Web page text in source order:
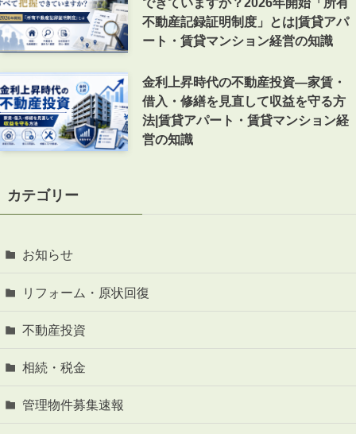
不動産記録証明制度」とは|賃貸アパ
ート・賃貸マンション経営の知識
金利上昇時代の不動産投資―家賃・
借入・修繕を見直して収益を守る方
法|賃貸アパート・賃貸マンション経
営の知識
カテゴリー
お知らせ
リフォーム・原状回復
不動産投資
相続・税金
管理物件募集速報